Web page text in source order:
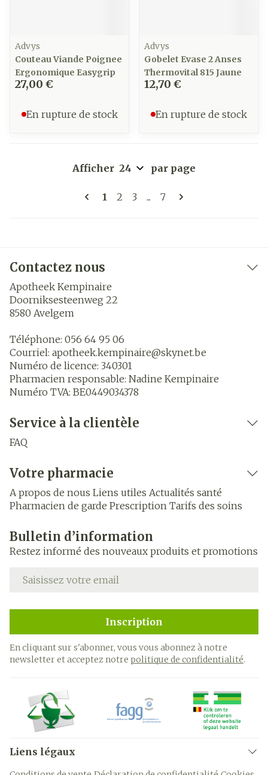
Advys
Couteau Viande Poignee
Ergonomique Easygrip
27,00 €
En rupture de stock
Advys
Gobelet Evase 2 Anses
Thermovital 815 Jaune
12,70 €
En rupture de stock
Pages
Vous lisez actuellement la page
1 Page
2 Page
3 ... Page
7
Afficher par page
Contactez nous
Apotheek Kempinaire
Doorniksesteenweg 22
8580 Avelgem
Téléphone: 056 64 95 06
Courriel: apotheek.kempinaire@skynet.be
Numéro de licence: 340301
Pharmacien responsable: Nadine Kempinaire
Numéro TVA: BE0449034378
Service à la clientèle
FAQ
Votre pharmacie
A propos de nous Liens utiles Actualités santé
Pharmacien de garde Prescription Tarifs des soins
Bulletin d’information
Restez informé des nouveaux produits et promotions
Adresse mail
Inscription
En cliquant sur s'abonner, vous vous abonnez à notre
newsletter et acceptez notre politique de confidentialité.
Liens légaux